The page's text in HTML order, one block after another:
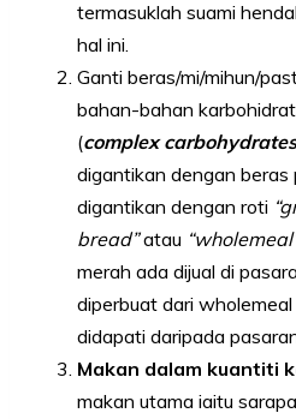
termasuklah suami
hal ini.
Ganti beras/mi/mihun/
bahan-bahan
(complex
digantikan dengan beras
digantikan dengan roti
bread”atau
merah ada dijual di
diperbuat dari
didapati daripada
Makan dalam kuantiti
makan utama iaitu